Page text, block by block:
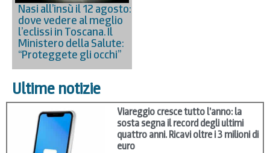
Nasi all’insù il 12 agosto:
dove vedere al meglio
l’eclissi in Toscana. Il
Ministero della Salute:
“Proteggete gli occhi”
Ultime notizie
Viareggio cresce tutto l’anno: la
sosta segna il record degli ultimi
quattro anni. Ricavi oltre i 3 milioni di
euro